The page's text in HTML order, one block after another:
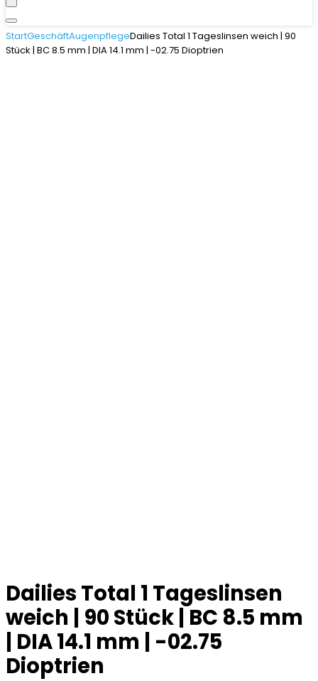
StartGeschäftAugenpflegeDailies Total 1 Tageslinsen weich | 90
Stück | BC 8.5 mm | DIA 14.1 mm | -02.75 Dioptrien
Dailies Total 1 Tageslinsen
weich | 90 Stück | BC 8.5 mm
| DIA 14.1 mm | -02.75
Dioptrien